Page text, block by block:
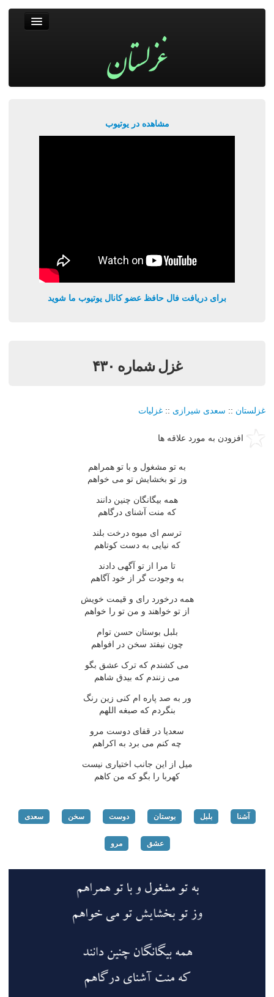
مشاهده در یوتیوب
برای دریافت فال حافظ عضو کانال یوتیوب ما شوید
غزل شماره ۴۳۰
غزلستان :: سعدی شیرازی :: غزلیات
افزودن به مورد علاقه ها
به تو مشغول و با تو همراهم
وز تو بخشایش تو می خواهم
همه بیگانگان چنین دانند
که منت آشنای درگاهم
ترسم ای میوه درخت بلند
که نیایی به دست کوتاهم
تا مرا از تو آگهی دادند
به وجودت گر از خود آگاهم
همه درخورد رای و قیمت خویش
از تو خواهند و من تو را خواهم
بلبل بوستان حسن توام
چون نیفتد سخن در افواهم
می کشندم که ترک عشق بگو
می زنندم که بیدق شاهم
ور به صد پاره ام کنی زین رنگ
بنگردم که صبغه اللهم
سعدیا در قفای دوست مرو
چه کنم می برد به اکراهم
میل از این جانب اختیاری نیست
کهربا را بگو که من کاهم
آشنا بلبل بوستان دوست سخن سعدی
عشق مرو